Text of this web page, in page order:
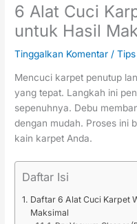
6 Alat Cuci
untuk Hasil
Tinggalkan Komentar /
Mencuci karpet penutup
yang tepat. Langkah ini
sepenuhnya. Debu
dengan mudah. Proses ini
kain karpet Anda.
Daftar Isi
Daftar 6 Alat Cuci Karpet
Maksimal